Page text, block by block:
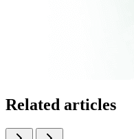
Related articles